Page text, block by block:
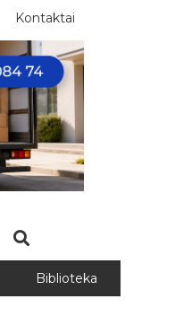
Kontaktai
Biblioteka